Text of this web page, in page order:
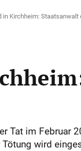
in Kirchheim:
Tat im Februar
wird